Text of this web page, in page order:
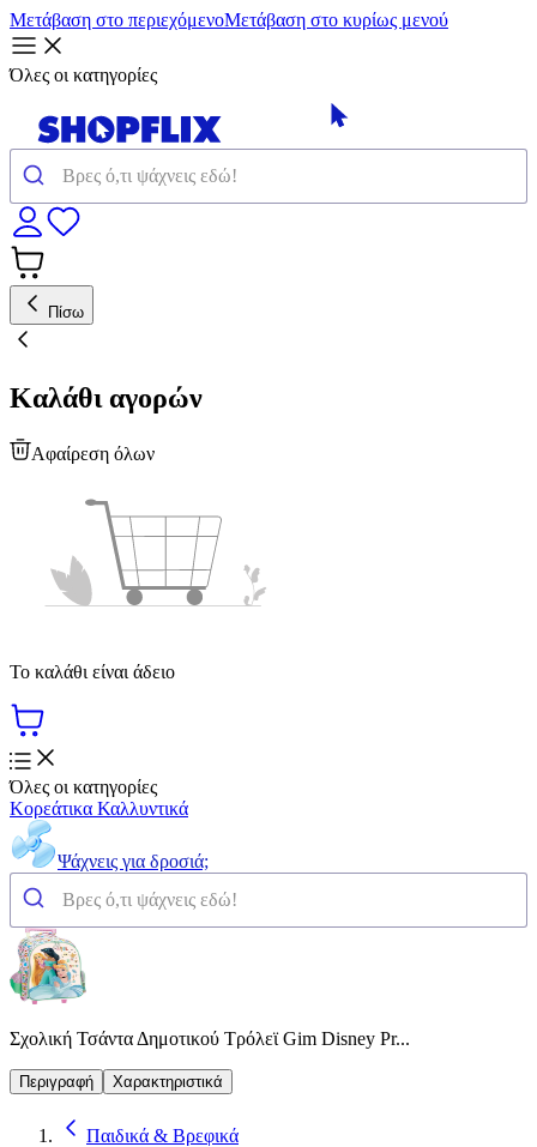
Μετάβαση στο περιεχόμενοΜετάβαση στο κυρίως μενού
Όλες οι κατηγορίες
Πίσω
Καλάθι αγορών
Αφαίρεση όλων
Το καλάθι είναι άδειο
Όλες οι κατηγορίες
Κορεάτικα Καλλυντικά
Ψάχνεις για δροσιά;
Σχολική Τσάντα Δημοτικού Τρόλεϊ Gim Disney Pr...
Περιγραφή Χαρακτηριστικά
Παιδικά & Βρεφικά